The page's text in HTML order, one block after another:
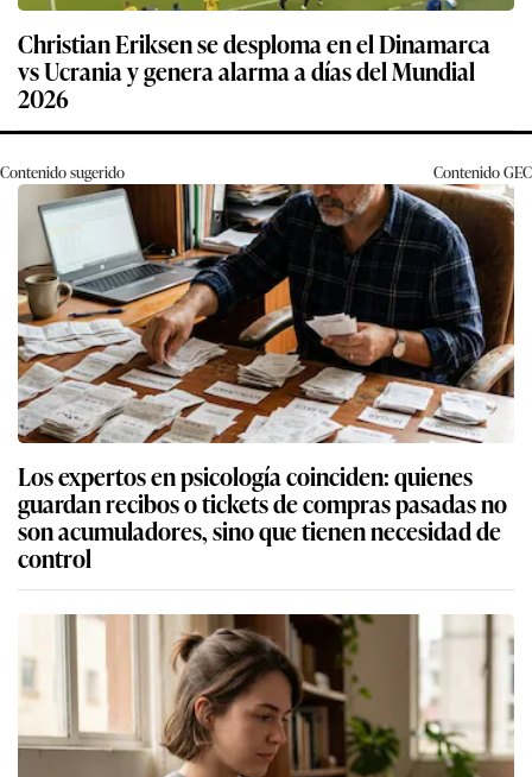
Christian Eriksen se desploma en el Dinamarca
vs Ucrania y genera alarma a días del Mundial
2026
Contenido sugerido ContenidoGEC
Los expertos en psicología coinciden: quienes
guardan recibos o tickets de compras pasadas no
son acumuladores, sino que tienen necesidad de
control